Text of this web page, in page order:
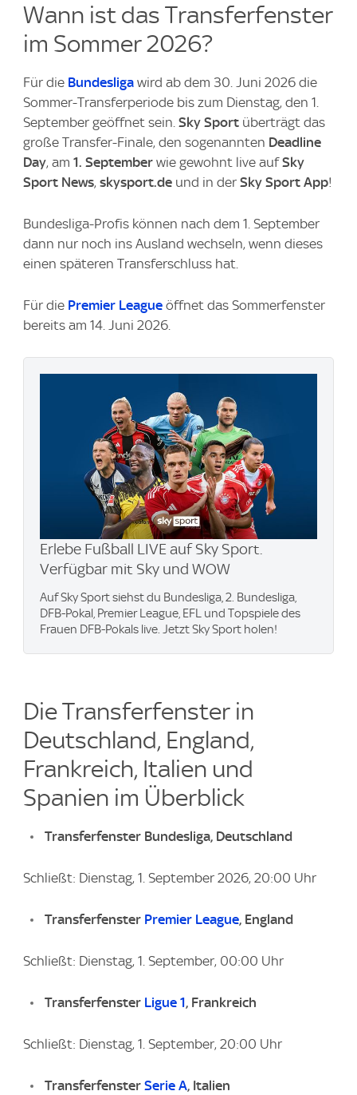
Wann ist das Transferfenster
im Sommer 2026?
Für die Bundesliga wird ab dem 30. Juni 2026 die
Sommer-Transferperiode bis zum Dienstag, den 1.
September geöffnet sein. Sky Sport überträgt das
große Transfer-Finale, den sogenannten Deadline
Day, am 1. September wie gewohnt live aufSky
Sport News, skysport.de und in der Sky Sport App!
Bundesliga-Profis können nach dem 1. September
dann nur noch ins Ausland wechseln, wenn dieses
einen späteren Transferschluss hat.
Für die Premier League öffnet das Sommerfenster
bereits am 14. Juni 2026.
Erlebe Fußball LIVE auf Sky Sport.
Verfügbar mit Sky und WOW
Auf Sky Sport siehst du Bundesliga, 2. Bundesliga,
DFB-Pokal, Premier League, EFL und Topspiele des
Frauen DFB-Pokals live. Jetzt Sky Sport holen!
Die Transferfenster in
Deutschland, England,
Frankreich, Italien und
Spanien im Überblick
Transferfenster Bundesliga, Deutschland
Schließt: Dienstag, 1. September 2026, 20:00 Uhr
Transferfenster Premier League, England
Schließt: Dienstag, 1. September, 00:00 Uhr
Transferfenster Ligue 1, Frankreich
Schließt: Dienstag, 1. September, 20:00 Uhr
Transferfenster Serie A, Italien